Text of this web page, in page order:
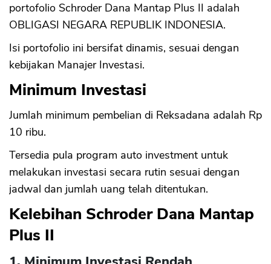
portofolio Schroder Dana Mantap Plus II adalah
OBLIGASI NEGARA REPUBLIK INDONESIA.
Isi portofolio ini bersifat dinamis, sesuai dengan
kebijakan Manajer Investasi.
Minimum Investasi
Jumlah minimum pembelian di Reksadana adalah Rp
10 ribu.
Tersedia pula program auto investment untuk
melakukan investasi secara rutin sesuai dengan
jadwal dan jumlah uang telah ditentukan.
Kelebihan Schroder Dana Mantap
Plus II